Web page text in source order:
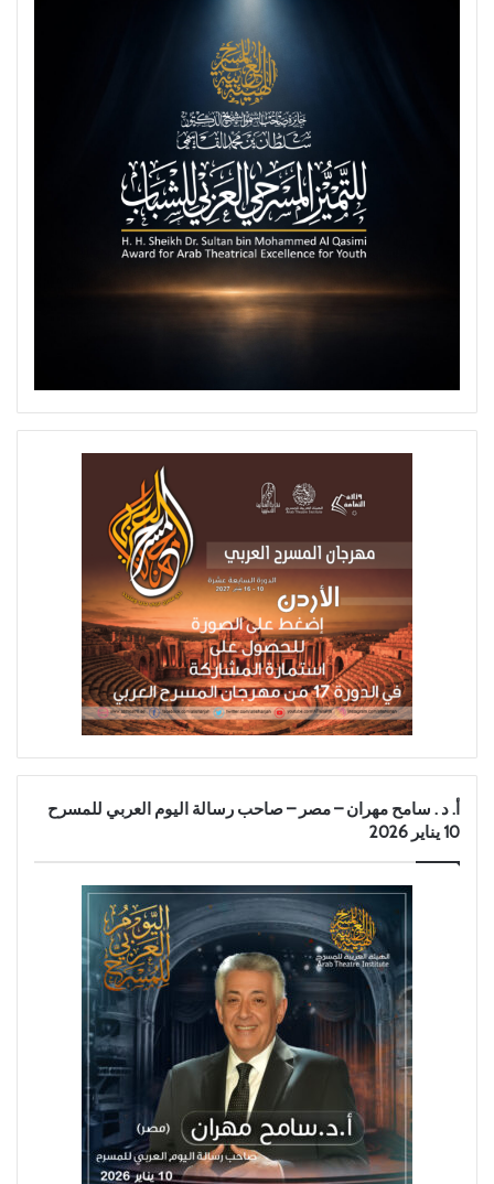
أ. د . سامح مهران – مصر – صاحب رسالة اليوم العربي للمسرح
10 يناير 2026